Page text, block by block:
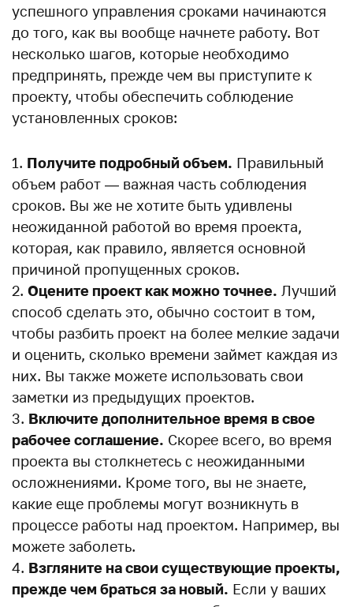
успешного управления сроками начинаются
до того, как вы вообще начнете работу. Вот
несколько шагов, которые необходимо
предпринять, прежде чем вы приступите к
проекту, чтобы обеспечить соблюдение
установленных сроков:
Получите подробный объем. Правильный
объем работ — важная часть соблюдения
сроков. Вы же не хотите быть удивлены
неожиданной работой во время проекта,
которая, как правило, является основной
причиной пропущенных сроков.
Оцените проект как можно точнее. Лучший
способ сделать это, обычно состоит в том,
чтобы разбить проект на более мелкие задачи
и оценить, сколько времени займет каждая из
них. Вы также можете использовать свои
заметки из предыдущих проектов.
Включите дополнительное время в свое
рабочее соглашение. Скорее всего, во время
проекта вы столкнетесь с неожиданными
осложнениями. Кроме того, вы не знаете,
какие еще проблемы могут возникнуть в
процессе работы над проектом. Например, вы
можете заболеть.
Взгляните на свои существующие проекты,
прежде чем браться за новый. Если у ваших